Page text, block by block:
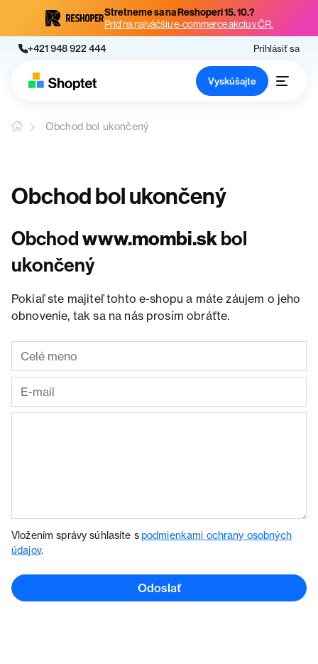
Stretneme sa na Reshoperi 15. 10.?
Príď na najväčšiu e-commerce akciu v ČR.
+421 948 922 444 Prihlásiť sa
Vyskúšajte
Obchod bol ukončený
Obchod bol ukončený
Obchodwww.mombi.skbol
ukončený
Pokiaľ ste majiteľ tohto e-shopu a máte záujem o jeho
obnovenie, tak sa na nás prosím obráťte.
Vložením správy súhlasíte spodmienkami ochrany osobných
údajov.
Odoslať